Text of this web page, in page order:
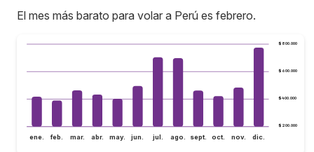
El mes más barato para volar a Perú es febrero.
$200.000
$400.000
$600.000
$800.000
ene. feb. mar. abr. may. jun. jul. ago. sept. oct. nov. dic.